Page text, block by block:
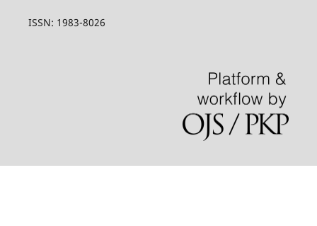
ISSN: 1983-8026